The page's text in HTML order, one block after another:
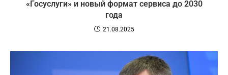
«Госуслуги» и новый формат сервиса до 2030
года
21.08.2025